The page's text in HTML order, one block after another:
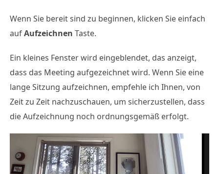
Wenn Sie bereit sind zu beginnen, klicken Sie einfach
aufAufzeichnen Taste.
Ein kleines Fenster wird eingeblendet, das anzeigt,
dass das Meeting aufgezeichnet wird. Wenn Sie eine
lange Sitzung aufzeichnen, empfehle ich Ihnen, von
Zeit zu Zeit nachzuschauen, um sicherzustellen, dass
die Aufzeichnung noch ordnungsgemäß erfolgt.